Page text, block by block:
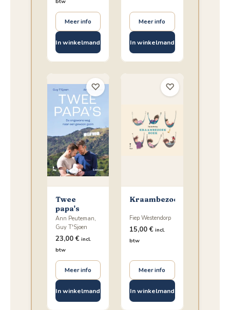
Meer info
In winkelmand
Meer info
In winkelmand
Twee
papa's
Ann Peuteman,
Guy T'Sjoen
23,00 € incl.
btw
Meer info
In winkelmand
♡
Kraambezoekboek
Fiep Westendorp
15,00 € incl.
btw
Meer info
In winkelmand
♡